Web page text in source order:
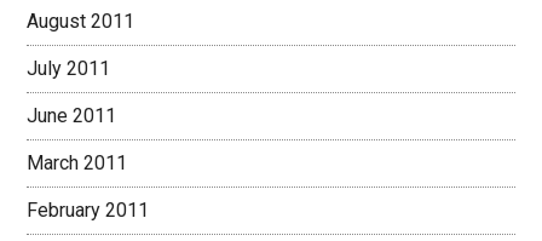
August 2011
July 2011
June 2011
March 2011
February 2011